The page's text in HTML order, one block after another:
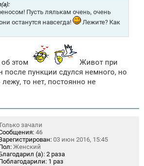
Пусть лялькам очень, очень
останутся навсегда!
Лежите? Как
этом
Живот при
после пункции сдулся немного, но
то нет, постоянно не
зачали
46
03 июн 2016, 15:45
Женский
(а): 2 раза
1 раз